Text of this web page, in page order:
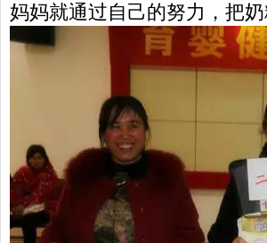
妈妈就通过自己的努力，把